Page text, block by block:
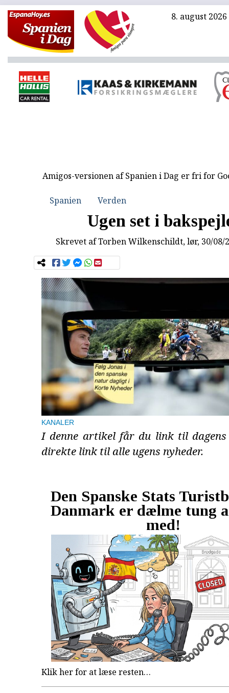
8. august 2026
Amigos-versionen af Spanien i Dag er fri for
Spanien Verden
Ugen set i
Skrevet afTorben Wilkenschildt, lør, 30/08/
KANALER
I denne artikel får du link til dagens
direkte link til alle ugens nyheder.
Den Spanske Stats
Danmark er dælme tung
med!
Klik her for at læse resten…